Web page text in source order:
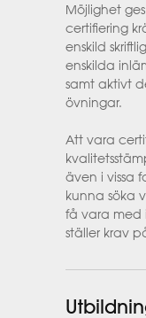
Möjlighet
certifiering
enskild
enskilda
samt aktivt
övningar.
Att vara
även i vissa
kunna söka
få vara med
ställer krav